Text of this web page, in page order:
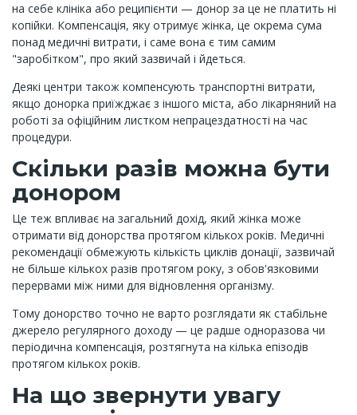
на себе клініка або реципієнти — донор за це не платить ні
копійки. Компенсація, яку отримує жінка, це окрема сума
понад медичні витрати, і саме вона є тим самим
"заробітком", про який зазвичай і йдеться.
Деякі центри також компенсують транспортні витрати,
якщо донорка приїжджає з іншого міста, або лікарняний на
роботі за офіційним листком непрацездатності на час
процедури.
Скільки разів можна бути
донором
Це теж впливає на загальний дохід, який жінка може
отримати від донорства протягом кількох років. Медичні
рекомендації обмежують кількість циклів донації, зазвичай
не більше кількох разів протягом року, з обов'язковими
перервами між ними для відновлення організму.
Тому донорство точно не варто розглядати як стабільне
джерело регулярного доходу — це радше одноразова чи
періодична компенсація, розтягнута на кілька епізодів
протягом кількох років.
На що звернути увагу